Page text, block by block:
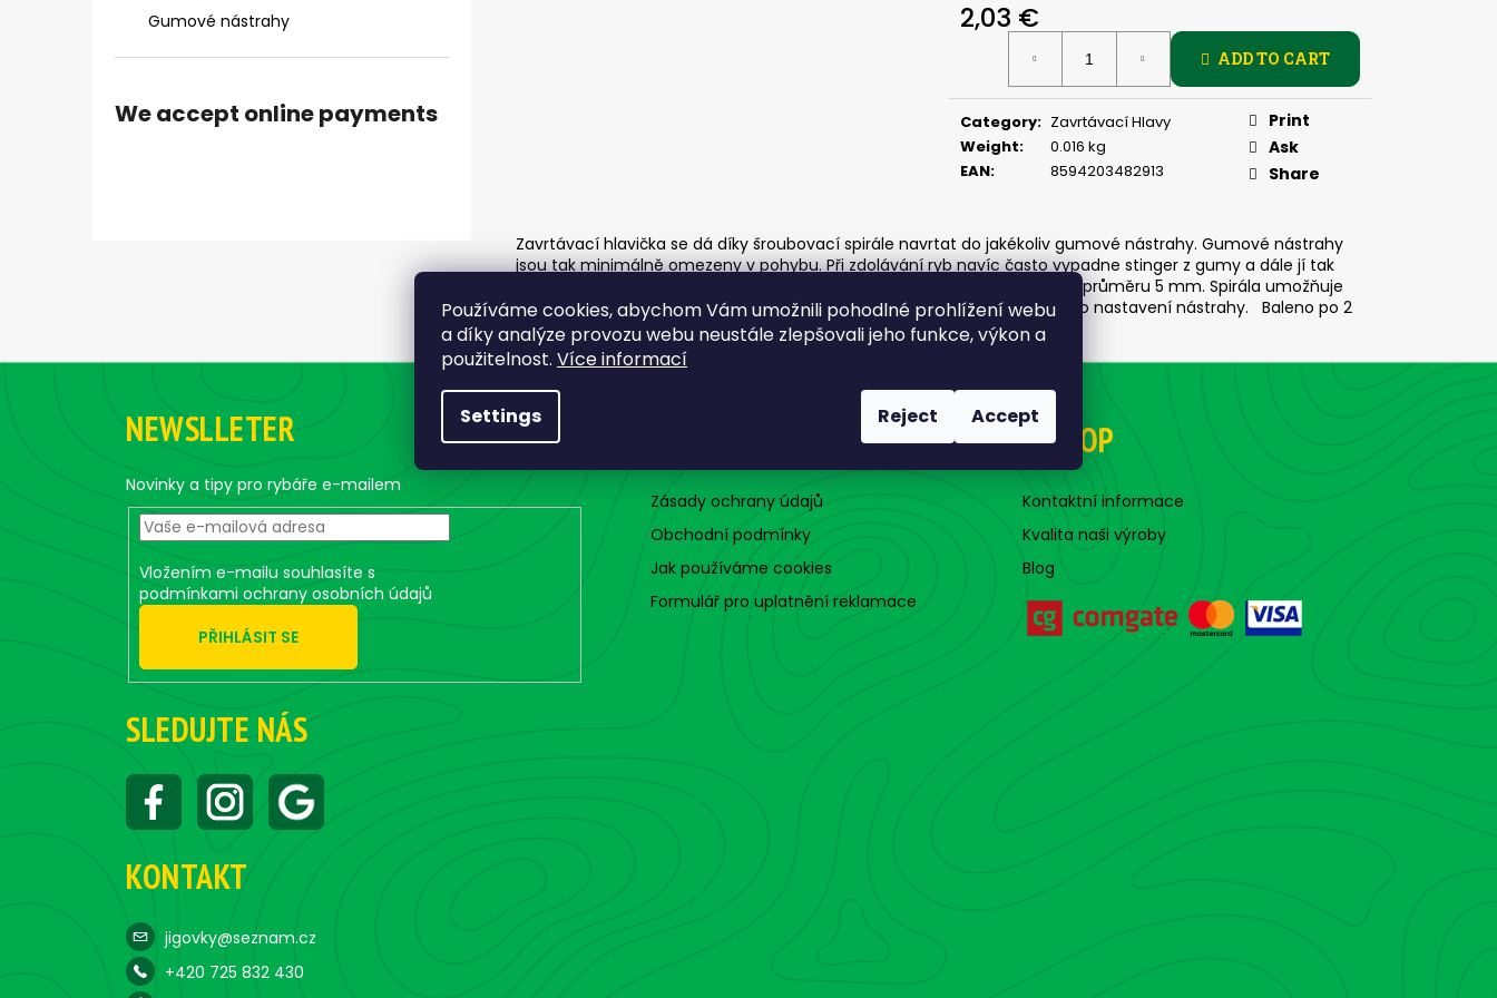
Používáme cookies, abychom Vám umožnili pohodlné prohlížení webu
a díky analýze provozu webu neustále zlepšovali jeho funkce, výkon a
použitelnost. Více informací
Settings Reject Accept
Gumové nástrahy
We accept online payments
2,03 €
Measure
ADD TO CART
Category: Zavrtávací Hlavy
Weight:
0.016 kg
EAN: 8594203482913
Print
Ask
Share
Zavrtávací hlavička se dá díky šroubovací spirále navrtat do jakékoliv gumové nástrahy. Gumové nástrahy
jsou tak minimálně omezeny v pohybu. Při zdolávání ryb navíc často vypadne stinger z gumy a dále jí tak
nepoškozuje. Použitá zavrtávací spirála je o síle 0,9 mm, délce 3,5 cm a průměru 5 mm. Spirála umožňuje
bezproblémové zavrtání do nástrahy a současně umožňuje tvarování pro nastavení nástrahy. Baleno po 2
ks
ČIHÁTKO PŘED ŠPIČKU - KULIČKA 30 MM
1,28 €
ČIHÁTKO PŘED ŠPIČKU - SUCHÝ ZIP 27
F
NEWSLLETER
Novinky a tipy pro rybáře e-mailem
Vložením e-mailu souhlasíte s
podmínkami ochrany osobních údajů
PŘIHLÁSIT SE
SLEDUJTE NÁS
KONTAKT
jigovky@seznam.cz
+420 725 832 430
NÁKUP A SOUKROMÍ
Zásady ochrany údajů
Obchodní podmínky
Jak používáme cookies
Formulář pro uplatnění reklamace
E-SHOP
Kontaktní informace
Kvalita naši výroby
Blog